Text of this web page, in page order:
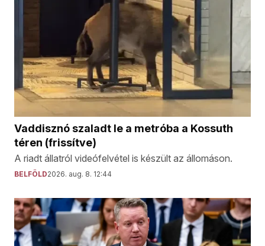
Vaddisznó szaladt le a metróba a Kossuth
téren (frissítve)
A riadt állatról videófelvétel is készült az állomáson.
BELFÖLD2026. aug. 8. 12:44